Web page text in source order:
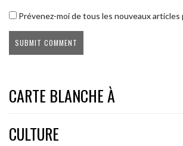
Prévenez-moi de tous les nouveaux articles
CARTE BLANCHE À
CULTURE